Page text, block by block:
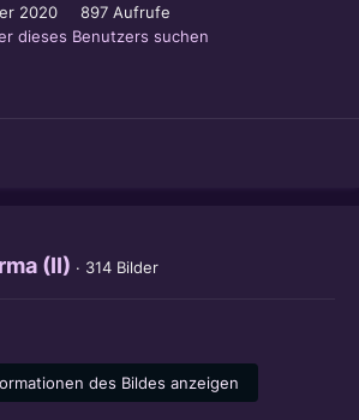
2020
897 Aufrufe
dieses Benutzers suchen
(II) · 314 Bilder
des Bildes anzeigen